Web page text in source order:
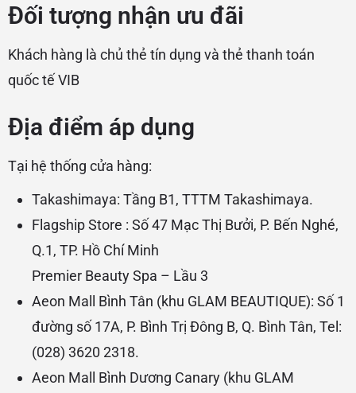
Đối tượng nhận ưu đãi
Khách hàng là chủ thẻ tín dụng và thẻ thanh toán
quốc tế VIB
Địa điểm áp dụng
Tại hệ thống cửa hàng:
Takashimaya: Tầng B1, TTTM Takashimaya.
Flagship Store : Số 47 Mạc Thị Bưởi, P. Bến Nghé,
Q.1, TP. Hồ Chí Minh
Premier Beauty Spa – Lầu 3
Aeon Mall Bình Tân (khu GLAM BEAUTIQUE): Số 1
đường số 17A, P. Bình Trị Đông B, Q. Bình Tân, Tel:
(028) 3620 2318.
Aeon Mall Bình Dương Canary (khu GLAM